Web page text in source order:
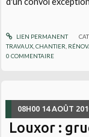
LIEN PERMANENT
TRAVAUX ,CHANTIER
0 COMMENTAIRE
08H00 14 AOÛT
Louxor :